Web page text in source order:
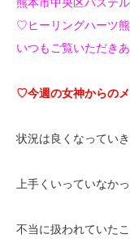
♡ヒーリングハーツ
いつもご覧いただき
♡今週の女神からの
状況は良くなってい
上手くいっていなか
不当に扱われていた